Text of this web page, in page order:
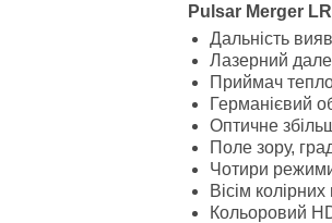
Pulsar Merger
Дальність
Лазерний
Приймач
Германієвий
Оптичне
Поле зору,
Чотири
Вісім
Кольоровий